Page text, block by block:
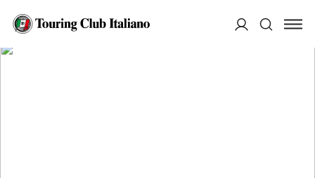
HOME
ARCISPEDALE DI S. MARIA NUOVA